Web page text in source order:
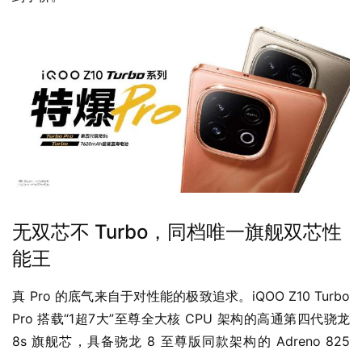
无双芯不 Turbo，同档唯一旗舰双芯性
能王
真 Pro 的底气来自于对性能的极致追求。iQOO Z10 Turbo
Pro 搭载“1超7大”至尊全大核 CPU 架构的高通第四代骁龙
8s 旗舰芯，具备骁龙 8 至尊版同款架构的 Adreno 825